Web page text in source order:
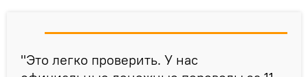
"Это легко проверить. У нас